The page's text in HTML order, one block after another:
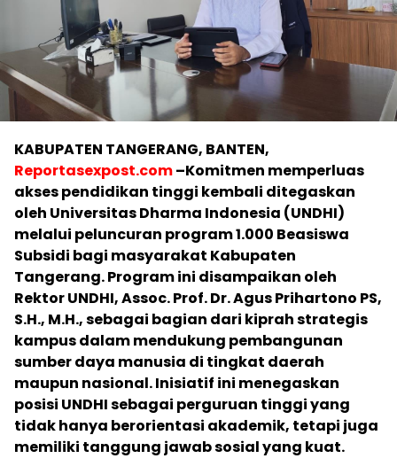
KABUPATEN TANGERANG, BANTEN,
Reportasexpost.com–Komitmen memperluas
akses pendidikan tinggi kembali ditegaskan
oleh Universitas Dharma Indonesia (UNDHI)
melalui peluncuran program 1.000 Beasiswa
Subsidi bagi masyarakat Kabupaten
Tangerang. Program ini disampaikan oleh
Rektor UNDHI, Assoc. Prof. Dr. Agus Prihartono PS,
S.H., M.H., sebagai bagian dari kiprah strategis
kampus dalam mendukung pembangunan
sumber daya manusia di tingkat daerah
maupun nasional. Inisiatif ini menegaskan
posisi UNDHI sebagai perguruan tinggi yang
tidak hanya berorientasi akademik, tetapi juga
memiliki tanggung jawab sosial yang kuat.